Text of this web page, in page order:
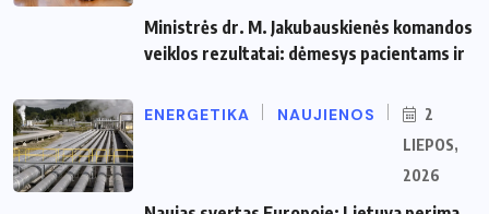
Ministrės dr. M. Jakubauskienės komandos
veiklos rezultatai: dėmesys pacientams ir
ENERGETIKA NAUJIENOS
2
LIEPOS,
2026